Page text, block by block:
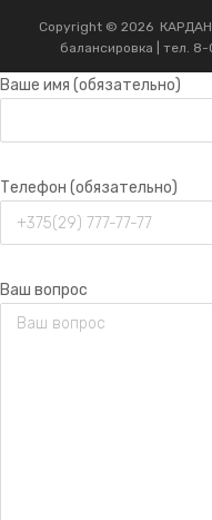
Copyright © 2026
балансировка | тел.
Ваше имя (обязательно)
Телефон (обязательно)
Ваш вопрос